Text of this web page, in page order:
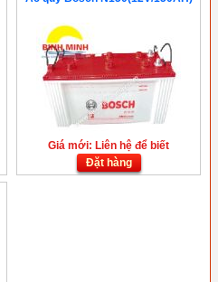
Giá mới: Liên hệ để biết
Đặt hàng